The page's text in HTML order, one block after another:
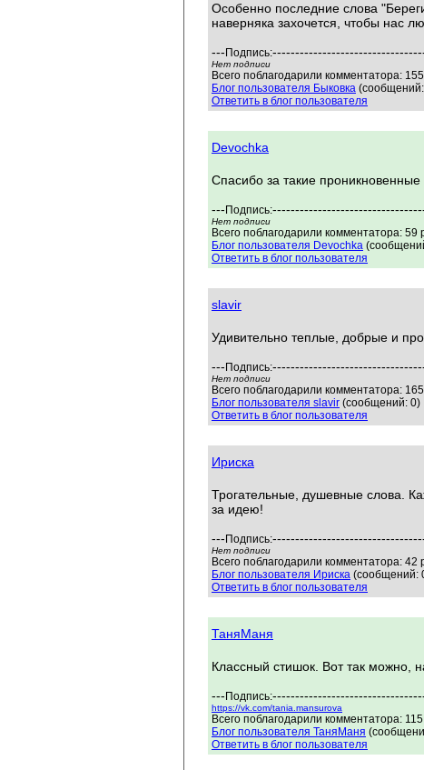
Особенно последние слова
наверняка захочется, чтобы нас
--- Подпись:
Нет подписи
Всего поблагодарили комментатора:
Блог пользователя Быковка
Ответить в блог пользователя
Devochka
Спасибо за такие проникновенные
--- Подпись:
Нет подписи
Всего поблагодарили комментатора:
Блог пользователя Devochka
Ответить в блог пользователя
slavir
Удивительно теплые, добрые и
--- Подпись:
Нет подписи
Всего поблагодарили комментатора:
Блог пользователя slavir (сообщений: 0)
Ответить в блог пользователя
Ириска
Трогательные, душевные слова.
за идею!
--- Подпись:
Нет подписи
Всего поблагодарили комментатора:
Блог пользователя Ириска (сообщений:
Ответить в блог пользователя
ТаняМаня
Классный стишок. Вот так можно,
--- Подпись:
https://vk.com/tania.mansurova
Всего поблагодарили комментатора:
Блог пользователя ТаняМаня
Ответить в блог пользователя